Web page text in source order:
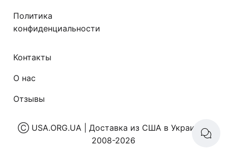
Политика
конфиденциальности
Контакты
О нас
Отзывы
Ⓒ USA.ORG.UA | Доставка из США в Украину|
2008-2026